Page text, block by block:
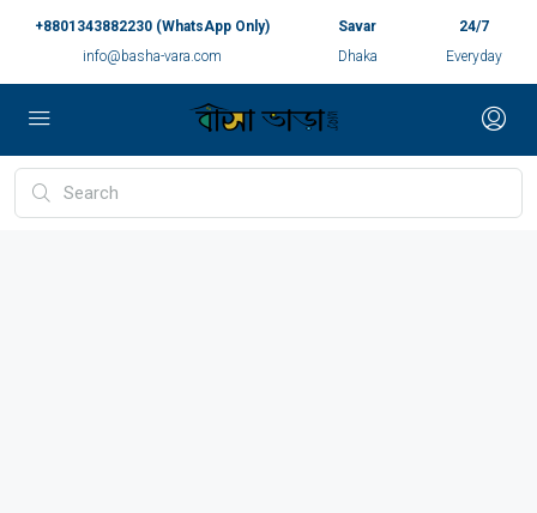
+8801343882230 (WhatsApp Only)
info@basha-vara.com
Savar
Dhaka
24/7
Everyday